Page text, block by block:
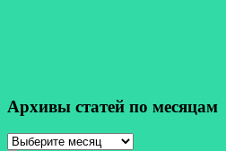
Архивы статей по месяцам
Архивы